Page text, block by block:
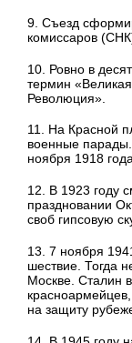
9. Съезд
комиссаров
10. Ровно в
термин
Революция».
11. На Красной
военные парады.
ноября 1918
12. В 1923 году
праздновании
своб гипсовую
13. 7 ноября
шествие. Тогда
Москве. Сталин
на защиту